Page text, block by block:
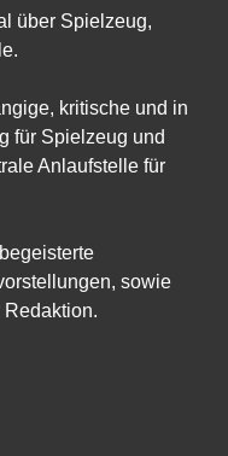
über Spielzeug,
kritische und in
für Spielzeug und
Anlaufstelle für
sowie
Redaktion.